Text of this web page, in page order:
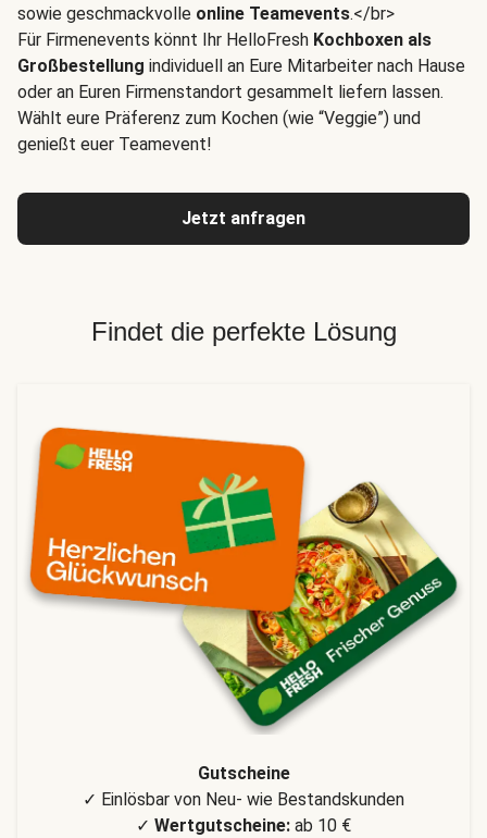
sowie geschmackvolle online Teamevents.</br>
Für Firmenevents könnt Ihr HelloFresh Kochboxen als
Großbestellung individuell an Eure Mitarbeiter nach Hause
oder an Euren Firmenstandort gesammelt liefern lassen.
Wählt eure Präferenz zum Kochen (wie “Veggie”) und
genießt euer Teamevent!
Jetzt anfragen
Findet die perfekte Lösung
Gutscheine
✓ Einlösbar von Neu- wie Bestandskunden
✓ Wertgutscheine: ab 10 €